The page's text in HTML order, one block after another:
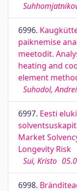
6996.
paiknemise
meetodit.
heating and
element
Suhodol, Andrei
6997. Eesti
Market
Longevity Risk
Sui, Kristo
6998.